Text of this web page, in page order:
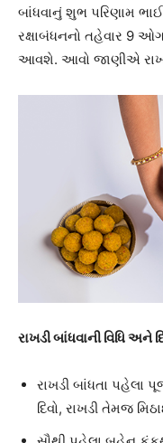
બાંધવાનું શુભ પરિણામ
રક્ષાબંધનનો તહેવાર 9
આવશે. આવો જાણીએ
રાખડી બાંધવાની વિધિ અને
રાખડી બાંધતા પહેલા
દિવો, રાખડી તેમજ